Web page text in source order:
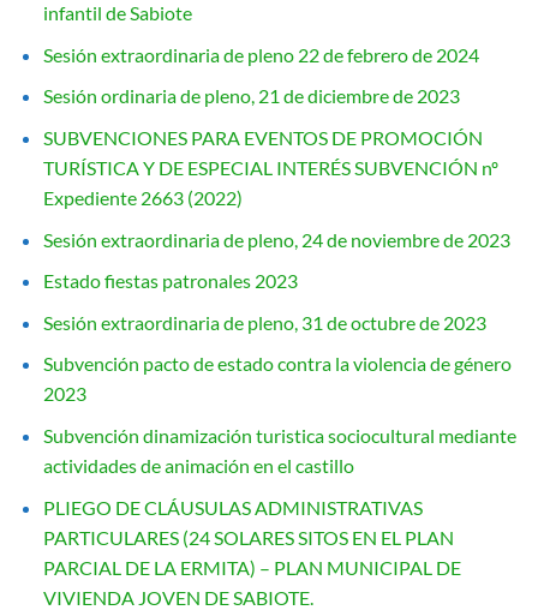
infantil de Sabiote
Sesión extraordinaria de pleno 22 de febrero de 2024
Sesión ordinaria de pleno, 21 de diciembre de 2023
SUBVENCIONES PARA EVENTOS DE PROMOCIÓN
TURÍSTICA Y DE ESPECIAL INTERÉS SUBVENCIÓN nº
Expediente 2663 (2022)
Sesión extraordinaria de pleno, 24 de noviembre de 2023
Estado fiestas patronales 2023
Sesión extraordinaria de pleno, 31 de octubre de 2023
Subvención pacto de estado contra la violencia de género
2023
Subvención dinamización turistica sociocultural mediante
actividades de animación en el castillo
PLIEGO DE CLÁUSULAS ADMINISTRATIVAS
PARTICULARES (24 SOLARES SITOS EN EL PLAN
PARCIAL DE LA ERMITA) – PLAN MUNICIPAL DE
VIVIENDA JOVEN DE SABIOTE.